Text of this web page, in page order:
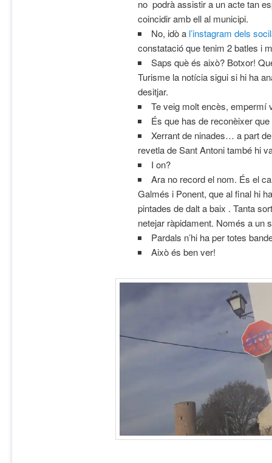
no podrà assistir a un acte tan
coincidir amb ell al municipi.
No, idò a l’instagram dels
constatació que tenim 2 batles i
Saps què és això? Botxor!
Turisme la notícia sigui si hi ha
desitjar.
Te veig molt encès, empermí
És que has de reconèixer
Xerrant de ninades… a part
revetla de Sant Antoni també hi
I on?
Ara no record el nom. És el
Galmés i Ponent, que al final hi
pintades de dalt a baix . Tanta
netejar ràpidament. Només a un
Pardals n’hi ha per totes
Això és ben ver!